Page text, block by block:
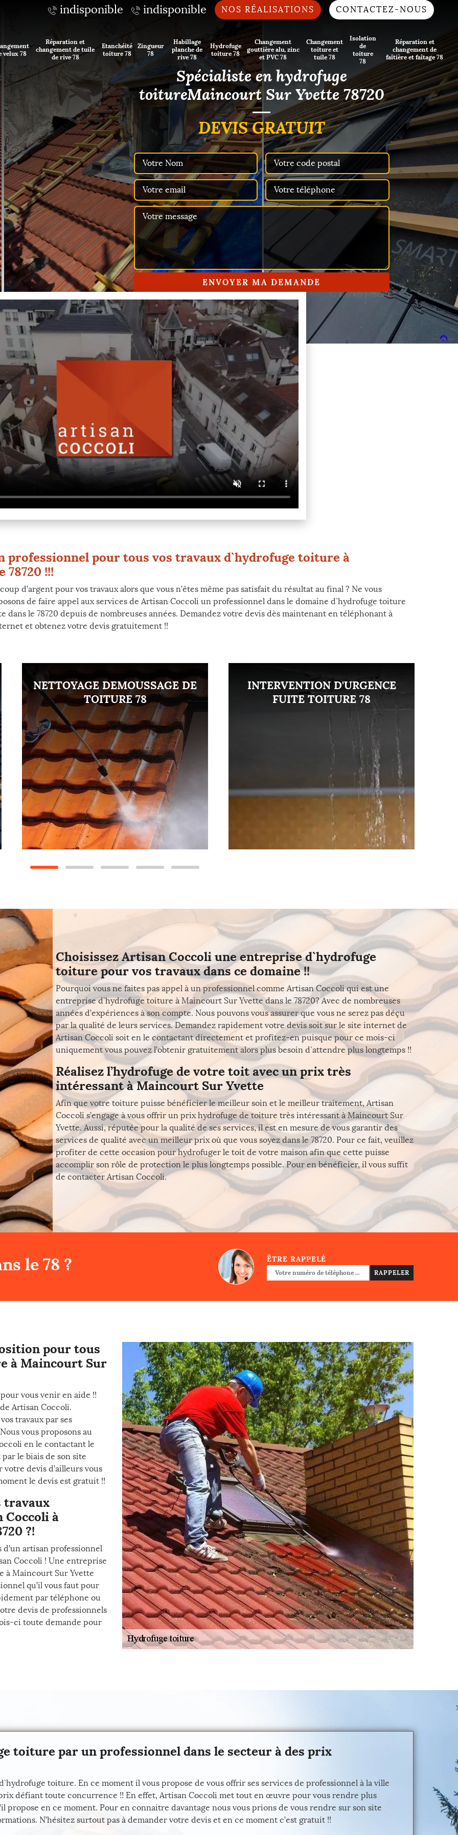
indisponible indisponible NOS RÉALISATIONS CONTACTEZ-NOUS
velux 78
Réparation et
changement de tuile
de rive 78
Etanchéité
toiture 78
Zingueur
78
Habillage
planche de
rive 78
Hydrofuge
toiture 78
Changement
gouttière alu, zinc
et PVC 78
Changement
toiture et
tuile 78
Isolation
de
toiture
78
Réparation et
changement de
faîtière et faîtage 78
Spécialiste en hydrofuge
toitureMaincourt Sur Yvette 78720
DEVIS GRATUIT
professionnel pour tous vos travaux d`hydrofuge toiture à
!!!
d’argent pour vos travaux alors que vous n’êtes même pas satisfait du résultat au final ? Ne vous
de faire appel aux services de Artisan Coccoli un professionnel dans le domaine d`hydrofuge toiture
le 78720 depuis de nombreuses années. Demandez votre devis dès maintenant en téléphonant à
et obtenez votre devis gratuitement !!
NETTOYAGE DEMOUSSAGE DE
TOITURE 78
INTERVENTION D'URGENCE
FUITE TOITURE 78
Choisissez Artisan Coccoli une entreprise d`hydrofuge
toiture pour vos travaux dans ce domaine !!
Pourquoi vous ne faites pas appel à un professionnel comme Artisan Coccoli qui est une
entreprise d`hydrofuge toiture à Maincourt Sur Yvette dans le 78720? Avec de nombreuses
années d’expériences à son compte. Nous pouvons vous assurer que vous ne serez pas déçu
par la qualité de leurs services. Demandez rapidement votre devis soit sur le site internet de
Artisan Coccoli soit en le contactant directement et profitez-en puisque pour ce mois-ci
uniquement vous pouvez l’obtenir gratuitement alors plus besoin d`attendre plus longtemps !!
Réalisez l’hydrofuge de votre toit avec un prix très
intéressant à Maincourt Sur Yvette
Afin que votre toiture puisse bénéficier le meilleur soin et le meilleur traitement, Artisan
Coccoli s’engage à vous offrir un prix hydrofuge de toiture très intéressant à Maincourt Sur
Yvette. Aussi, réputée pour la qualité de ses services, il est en mesure de vous garantir des
services de qualité avec un meilleur prix où que vous soyez dans le 78720. Pour ce fait, veuillez
profiter de cette occasion pour hydrofuger le toit de votre maison afin que cette puisse
accomplir son rôle de protection le plus longtemps possible. Pour en bénéficier, il vous suffit
de contacter Artisan Coccoli.
le 78 ? ÊTRE RAPPELÉ
pour tous
à Maincourt Sur
vous venir en aide !!
Artisan Coccoli.
travaux par ses
vous proposons au
en le contactant le
le biais de son site
devis d’ailleurs vous
le devis est gratuit !!
travaux
à
?!
artisan professionnel
Coccoli ! Une entreprise
à Maincourt Sur Yvette
qu’il vous faut pour
par téléphone ou
devis de professionnels
ci toute demande pour
toiture par un professionnel dans le secteur à des prix
toiture. En ce moment il vous propose de vous offrir ses services de professionnel à la ville
défiant toute concurrence !! En effet, Artisan Coccoli met tout en œuvre pour vous rendre plus
propose en ce moment. Pour en connaitre davantage nous vous prions de vous rendre sur son site
N’hésitez surtout pas à demander votre devis et en ce moment c’est gratuit !!